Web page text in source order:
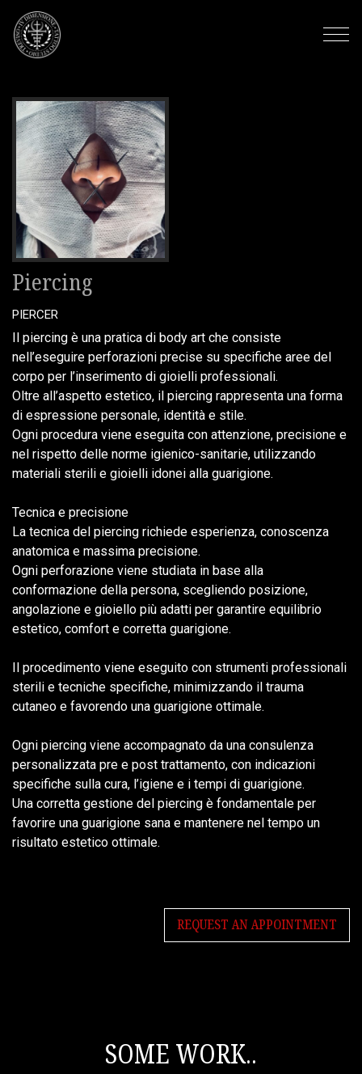
Piercing
PIERCER
Il piercing è una pratica di body art che consiste
nell’eseguire perforazioni precise su specifiche aree del
corpo per l’inserimento di gioielli professionali.
Oltre all’aspetto estetico, il piercing rappresenta una forma
di espressione personale, identità e stile.
Ogni procedura viene eseguita con attenzione, precisione e
nel rispetto delle norme igienico-sanitarie, utilizzando
materiali sterili e gioielli idonei alla guarigione.
Tecnica e precisione
La tecnica del piercing richiede esperienza, conoscenza
anatomica e massima precisione.
Ogni perforazione viene studiata in base alla
conformazione della persona, scegliendo posizione,
angolazione e gioiello più adatti per garantire equilibrio
estetico, comfort e corretta guarigione.
Il procedimento viene eseguito con strumenti professionali
sterili e tecniche specifiche, minimizzando il trauma
cutaneo e favorendo una guarigione ottimale.
Ogni piercing viene accompagnato da una consulenza
personalizzata pre e post trattamento, con indicazioni
specifiche sulla cura, l’igiene e i tempi di guarigione.
Una corretta gestione del piercing è fondamentale per
favorire una guarigione sana e mantenere nel tempo un
risultato estetico ottimale.
REQUEST AN APPOINTMENT
SOME WORK..